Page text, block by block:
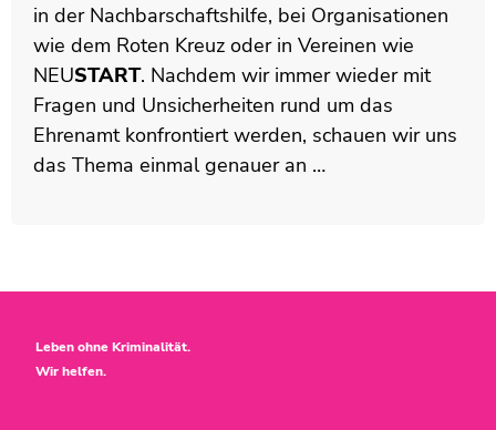
in der Nachbarschaftshilfe, bei Organisationen
wie dem Roten Kreuz oder in Vereinen wie
NEUSTART. Nachdem wir immer wieder mit
Fragen und Unsicherheiten rund um das
Ehrenamt konfrontiert werden, schauen wir uns
das Thema einmal genauer an …
Leben ohne Kriminalität.
Wir helfen.